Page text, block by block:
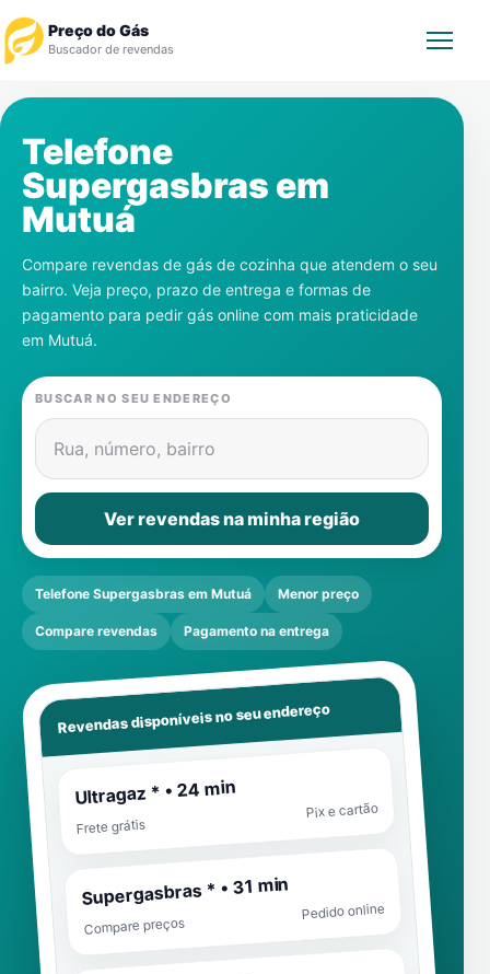
Preço do Gás
Buscador de revendas
Revendedor
Notícias
Cadastre-se
Gás
Contatos
Telefone
Supergasbras em
Mutuá
Compare revendas de gás de cozinha que atendem o seu
bairro. Veja preço, prazo de entrega e formas de
pagamento para pedir gás online com mais praticidade
em Mutuá.
BUSCAR NO SEU ENDEREÇO
Rua, número, bairro
Ver revendas na minha região
Telefone Supergasbras em Mutuá Menor preço
Compare revendas Pagamento na entrega
Revendas disponíveis no seu endereço
Ultragaz * • 24 min
Frete grátis
Pix e cartão
Supergasbras * • 31 min
Compare preços
Pedido online